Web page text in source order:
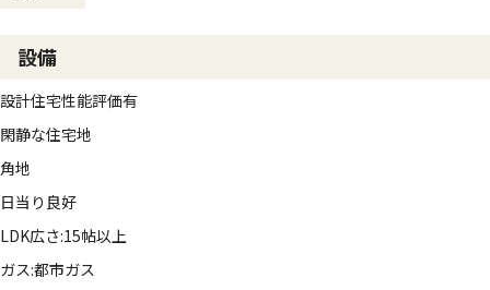
設備
設計住宅性能評価有
閑静な住宅地
角地
日当り良好
LDK広さ:15帖以上
ガス:都市ガス